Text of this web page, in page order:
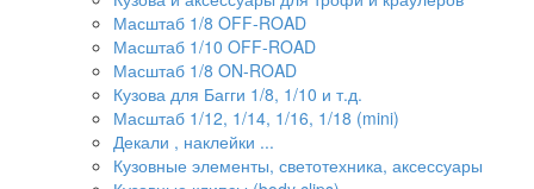
Масштаб 1/8 OFF-ROAD
Масштаб 1/10 OFF-ROAD
Масштаб 1/8 ON-ROAD
Кузова для Багги 1/8, 1/10 и т.д.
Масштаб 1/12, 1/14, 1/16, 1/18 (mini)
Декали , наклейки ...
Кузовные элементы, светотехника, аксессуары